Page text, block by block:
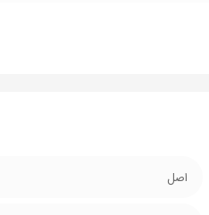
اصل